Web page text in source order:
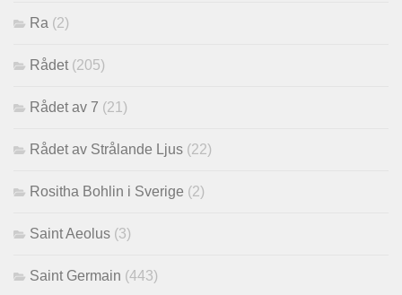
Ra (2)
Rådet (205)
Rådet av 7 (21)
Rådet av Strålande Ljus (22)
Rositha Bohlin i Sverige (2)
Saint Aeolus (3)
Saint Germain (443)